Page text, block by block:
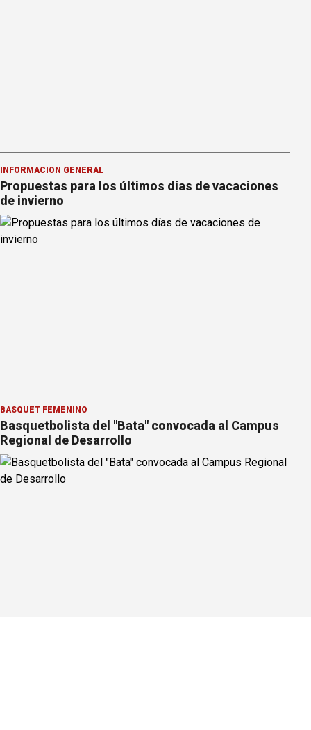
INFORMACION GENERAL
Propuestas para los últimos días de vacaciones
de invierno
BÁSQUET FEMENINO
Basquetbolista del "Bata" convocada al Campus
Regional de Desarrollo